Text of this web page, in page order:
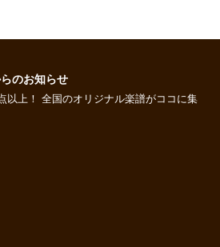
のお知らせ
以上！ 全国のオリジナル楽譜がココに集